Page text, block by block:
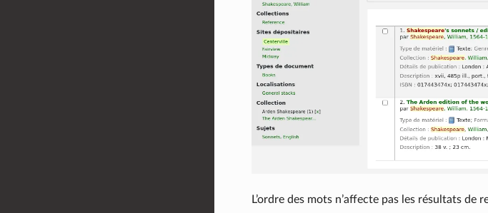
L’ordre des mots n’affecte pas les résultats de